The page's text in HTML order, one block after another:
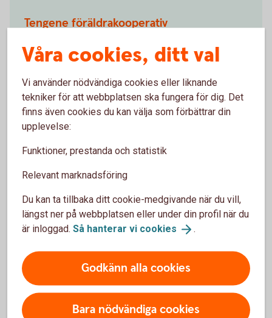
Tengene föräldrakooperativ
Tengene föräldrakooperativ tilldelades 51 337 kr
Pengarna ska användas till att köpa in lådcyklar som
är ett bra transportmedel för förskolan som gärna
gör utflykter.
Folkuniversitetet
Folkuniversitetet tilldelades
Fonden.
Pengarna ska gå till en förstudie kring att starta
utbildningen Gitarrakademin.
Åsaka-Björke hembygdsförening
Åsaka-Björke hembygdsförening tilldelades10 000
ur Åse Viste Fonden.
Våra cookies, ditt val
Vi använder nödvändiga cookies eller liknande
tekniker för att webbplatsen ska fungera för dig. Det
finns även cookies du kan välja som förbättrar din
upplevelse:
Funktioner, prestanda och statistik
Relevant marknadsföring
Du kan ta tillbaka ditt cookie-medgivande när du vill,
längst ner på webbplatsen eller under din profil när du
är inloggad. Så hanterar vi cookies .
Godkänn alla cookies
Bara nödvändiga cookies